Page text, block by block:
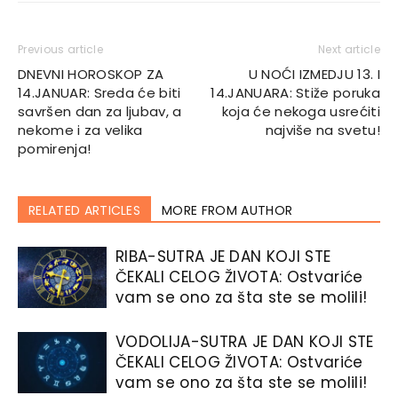
Previous article
DNEVNI HOROSKOP ZA
14.JANUAR: Sreda će biti
savršen dan za ljubav, a
nekome i za velika
pomirenja!
Next article
U NOĆI IZMEDJU 13. I
14.JANUARA: Stiže poruka
koja će nekoga usrećiti
najviše na svetu!
RELATED ARTICLES MORE FROM AUTHOR
RIBA-SUTRA JE DAN KOJI STE
ČEKALI CELOG ŽIVOTA: Ostvariće
vam se ono za šta ste se molili!
VODOLIJA-SUTRA JE DAN KOJI STE
ČEKALI CELOG ŽIVOTA: Ostvariće
vam se ono za šta ste se molili!